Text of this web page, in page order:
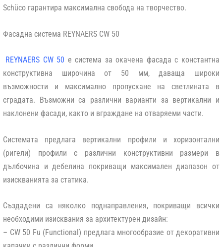
Schüco гарантира максимална свобода на творчество.
Фасадна система REYNAERS CW 50
REYNAERS CW 50 е система за окачена фасада с константна
конструктивна широчина от 50 мм, даваща широки
възможности и максимално пропускане на светлината в
сградата. Възможни са различни варианти за вертикални и
наклонени фасади, както и вграждане на отваряеми части.
Системата предлага вертикални профили и хоризонтални
(ригели) профили с различни конструктивни размери в
дълбочина и дебелина покриващи максимален диапазон от
изискванията за статика.
Създадени са няколко поднаправления, покриващи всички
необходими изисквания за архитектурен дизайн:
– CW 50 Fu (Functional) предлага многообразие от декоративни